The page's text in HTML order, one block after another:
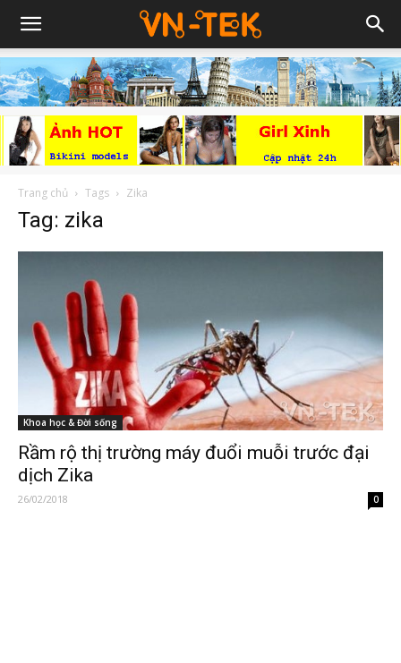
Trang chủ Tags Zika
Tag: zika
Khoa học & Đời sống
Rầm rộ thị trường máy đuổi muỗi trước đại
dịch Zika
26/02/2018 0